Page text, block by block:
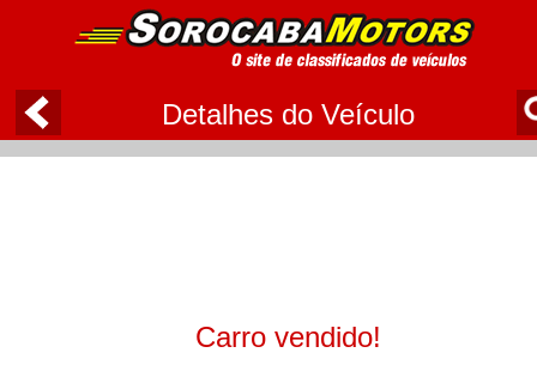
Detalhes do Veículo
Carro vendido!